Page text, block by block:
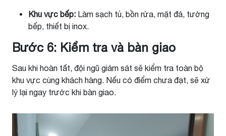
Khu vực bếp: Làm sạch tủ, bồn rửa, mặt đá, tường
bếp, thiết bị inox.
Bước 6: Kiểm tra và bàn giao
Sau khi hoàn tất, đội ngũ giám sát sẽ kiểm tra toàn bộ
khu vực cùng khách hàng. Nếu có điểm chưa đạt, sẽ xử
lý lại ngay trước khi bàn giao.